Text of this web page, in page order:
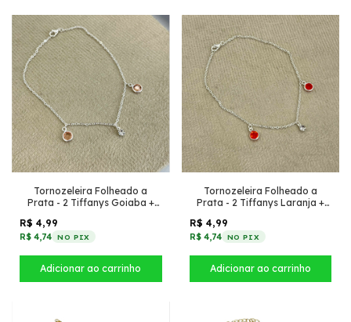
Tornozeleira Folheado a
Prata - 2 Tiffanys Goiaba +
R$ 4,99
R$ 4,74 NO PIX
Tornozeleira Folheado a
Prata - 2 Tiffanys Laranja +
R$ 4,99
R$ 4,74 NO PIX